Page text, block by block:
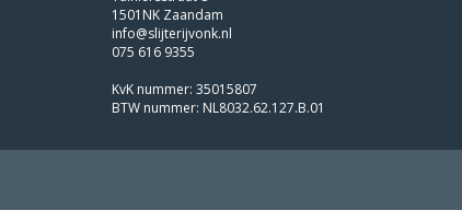
1501NK Zaandam
info@slijterijvonk.nl
075 616 9355
KvK nummer: 35015807
BTW nummer: NL8032.62.127.B.01